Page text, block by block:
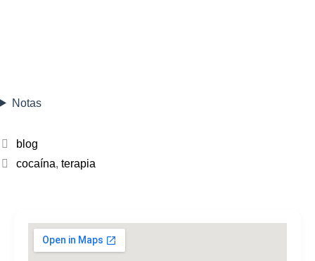
Notas
blog
cocaína, terapia